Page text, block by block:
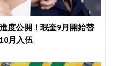
度公開！珉奎9月開始替
月入伍